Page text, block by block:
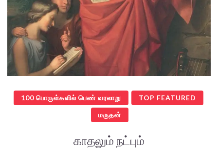
100 பொருள்களில் பெண் வரலாறு TOP FEATURED
மருதன்
காதலும் நட்பும்